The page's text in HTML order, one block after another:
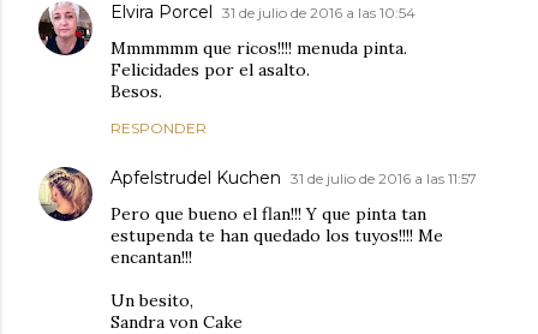
Elvira Porcel 31 de julio de 2016 a las 10:54
Mmmmmm que ricos!!!! menuda pinta.
Felicidades por el asalto.
Besos.
RESPONDER
Apfelstrudel Kuchen 31 de julio de 2016 a las 11:57
Pero que bueno el flan!!! Y que pinta tan
estupenda te han quedado los tuyos!!!! Me
encantan!!!
Un besito,
Sandra von Cake